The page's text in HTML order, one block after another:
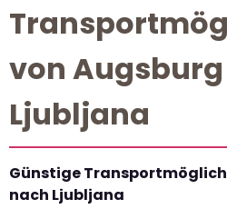
von
Ljubljana
Günstige
nach Ljubljana